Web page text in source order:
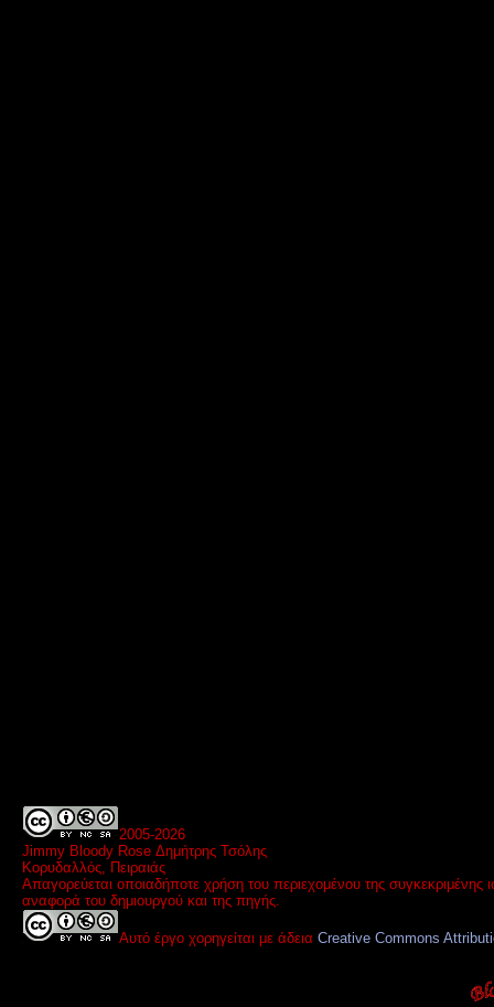
2005-2026
Jimmy Bloody Rose Δημήτρης Τσόλης
Κορυδαλλός, Πειραιάς
Απαγορεύεται οποιαδήποτε χρήση του περιεχομένου της
αναφορά του δημιουργού και της πηγής.
Αυτό έργο χορηγείται με άδεια Creative Commons